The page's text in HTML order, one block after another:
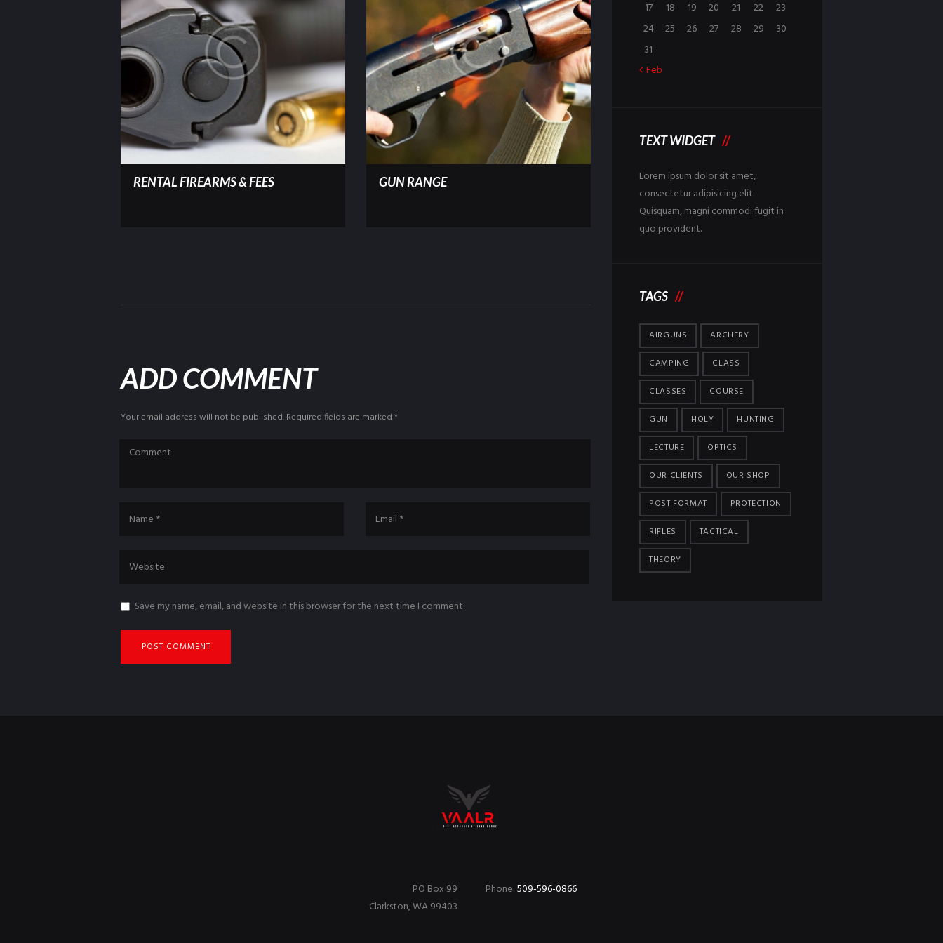
RENTAL FIREARMS & FEES GUN RANGE
ADD COMMENT
Your email address will not be published. Required fields are marked *
Save my name, email, and website in this browser for the next time I comment.
17 18 19 20 21 22
23
24
25 26 27 28 29
30
31
Feb
TEXT WIDGET
Lorem ipsum dolor sit amet,
consectetur adipisicing elit.
Quisquam, magni commodi fugit in
quo provident.
TAGS
AIRGUNS
ARCHERY
CAMPING
CLASS
CLASSES
COURSE
GUN
HOLY
HUNTING
LECTURE
OPTICS
OUR CLIENTS
OUR SHOP
POST FORMAT
PROTECTION
RIFLES
TACTICAL
THEORY
Phone:509-596-0866
PO Box 99
Clarkston, WA 99403